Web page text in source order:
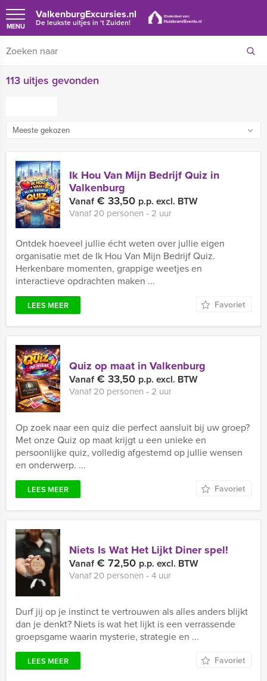
ValkenburgExcursies.nl
De leukste uitjes in 't Zuiden!
MENU
113 uitjes gevonden
Ik Hou Van Mijn Bedrijf Quiz in
Valkenburg
Vanaf€ 33,50 p.p. excl. BTW
Vanaf 20 personen ‐ 2 uur
Ontdek hoeveel jullie écht weten over jullie eigen
organisatie met de Ik Hou Van Mijn Bedrijf Quiz.
Herkenbare momenten, grappige weetjes en
interactieve opdrachten maken ...
LEES MEER Favoriet
Quiz op maat in Valkenburg
Vanaf€ 33,50 p.p. excl. BTW
Vanaf 20 personen ‐ 2 uur
Op zoek naar een quiz die perfect aansluit bij uw groep?
Met onze Quiz op maat krijgt u een unieke en
persoonlijke quiz, volledig afgestemd op jullie wensen
en onderwerp. ...
LEES MEER Favoriet
Niets Is Wat Het Lijkt Diner spel!
Vanaf€ 72,50 p.p. excl. BTW
Vanaf 20 personen ‐ 4 uur
Durf jij op je instinct te vertrouwen als alles anders blijkt
dan je denkt? Niets is wat het lijkt is een verrassende
groepsgame waarin mysterie, strategie en ...
LEES MEER Favoriet